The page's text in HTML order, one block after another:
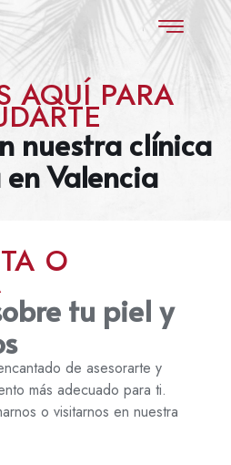
AQUÍ PARA
nuestra clínica
Valencia
O
tu piel y
de asesorarte y
más adecuado para ti.
o visitarnos en nuestra